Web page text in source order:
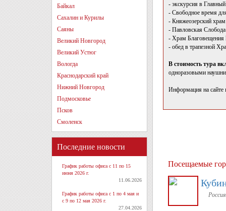
Байкал
Сахалин и Курилы
Саяны
Великий Новгород
Великий Устюг
Вологда
Краснодарский край
Нижний Новгород
Подмосковье
Псков
Смоленск
Последние новости
График работы офиса с 11 по 15
июня 2026 г.
11.06.2026
График работы офиса с 1 по 4 мая и
с 9 по 12 мая 2026 г.
27.04.2026
- экскурсия в
- Свободное время
- Княжеозерский
- Павловская Слобода
- Храм Благовещения
- обед в трапезной
В стоимость тура
одноразовыми
Информация на сайте
Посещаемые
Россия